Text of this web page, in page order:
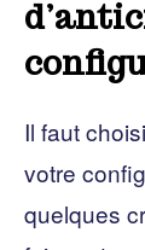
Il faut
votre
quelques